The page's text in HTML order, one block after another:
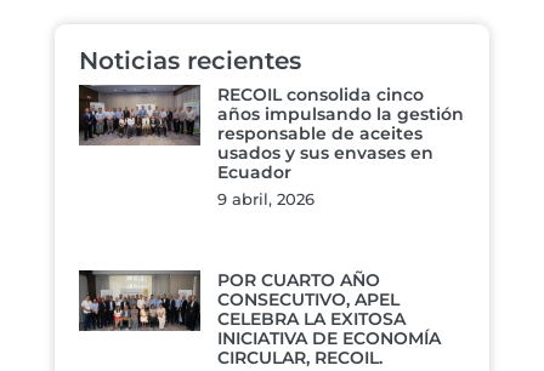
Noticias recientes
RECOIL consolida cinco
años impulsando la gestión
responsable de aceites
usados y sus envases en
Ecuador
9 abril, 2026
POR CUARTO AÑO
CONSECUTIVO, APEL
CELEBRA LA EXITOSA
INICIATIVA DE ECONOMÍA
CIRCULAR, RECOIL.